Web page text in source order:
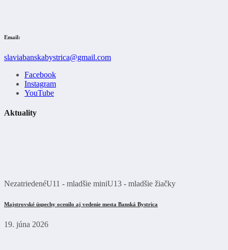
Email:
slaviabanskabystrica@gmail.com
Facebook
Instagram
YouTube
Aktuality
NezatriedenéU11 - mladšie miniU13 - mladšie žiačky
Majstrovské úspechy ocenilo aj vedenie mesta Banská Bystrica
19. júna 2026